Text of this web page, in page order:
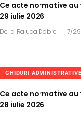
Ce acte normative
29 iulie 2026
De la Raluca Dobre . 7/
GHIDURI
Ce acte normative
28 iulie 2026